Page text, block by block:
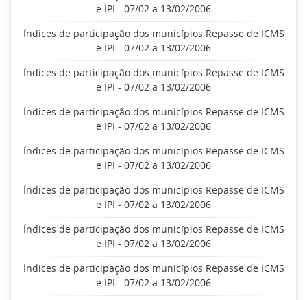
e IPI - 07/02 a 13/02/2006
Índices de participação dos municípios Repasse de ICMS
e IPI - 07/02 a 13/02/2006
Índices de participação dos municípios Repasse de ICMS
e IPI - 07/02 a 13/02/2006
Índices de participação dos municípios Repasse de ICMS
e IPI - 07/02 a 13/02/2006
Índices de participação dos municípios Repasse de ICMS
e IPI - 07/02 a 13/02/2006
Índices de participação dos municípios Repasse de ICMS
e IPI - 07/02 a 13/02/2006
Índices de participação dos municípios Repasse de ICMS
e IPI - 07/02 a 13/02/2006
Índices de participação dos municípios Repasse de ICMS
e IPI - 07/02 a 13/02/2006